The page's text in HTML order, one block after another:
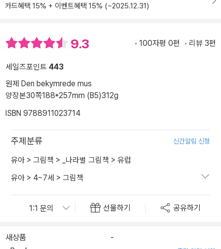
카드혜택 15% + 이벤트혜택 15% (~2025.12.31)
9.3 100자평 0편 리뷰 3편
세일즈포인트 443
원제 Den bekymrede mus
양장본30쪽188*257mm (B5)312g
ISBN 9788911023714
주제분류 신간알림 신청
유아 > 그림책 > _나라별 그림책 > 유럽
유아 > 4~7세 > 그림책
선물하기 공유하기
새상품
-